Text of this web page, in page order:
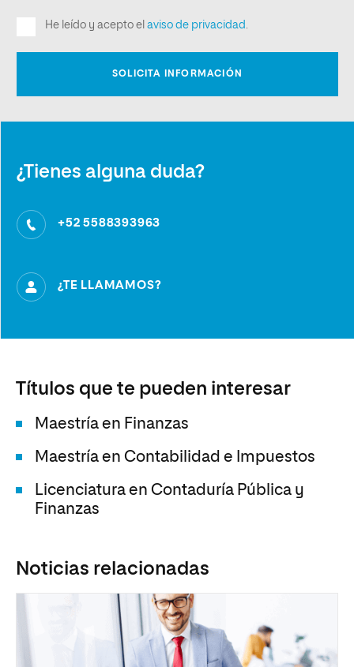
¿Tienes alguna duda?
+52 5588393963
¿TE LLAMAMOS?
Títulos que te pueden interesar
Maestría en Finanzas
Maestría en Contabilidad e Impuestos
Licenciatura en Contaduría Pública y
Finanzas
Noticias relacionadas